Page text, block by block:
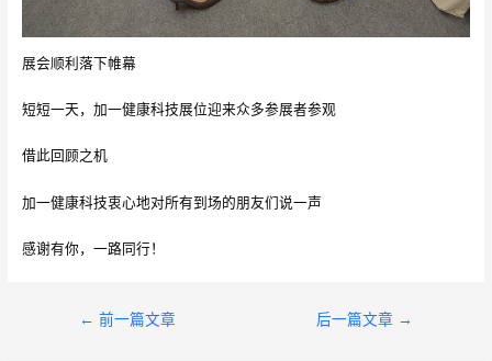
展会顺利落下帷幕
短短一天，加一健康科技展位迎来众多参展者参观
借此回顾之机
加一健康科技衷心地对所有到场的朋友们说一声
感谢有你，一路同行！
← 前一篇文章 后一篇文章 →